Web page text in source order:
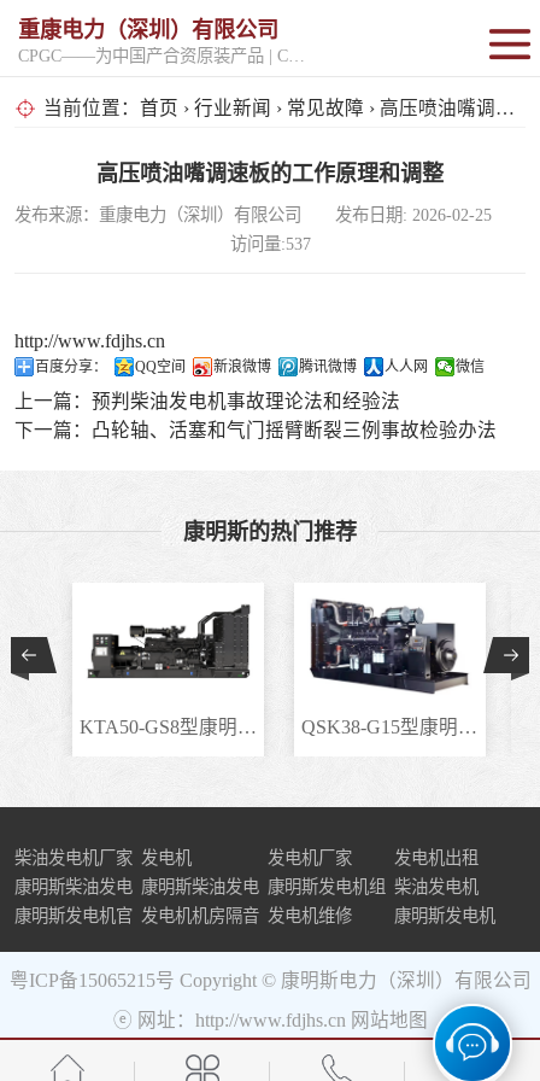
重康电力（深圳）有限公司
当前位置： 首页 › 行业新闻 › 常见故障 › 高压喷油嘴调速板的工作原理和调整
高压喷油嘴调速板的工作原理和调整
发布来源：重康电力（深圳）有限公司 发布日期: 2026-02-25
访问量:537
http://www.fdjhs.cn
百度分享： QQ空间 新浪微博 腾讯微博 人人网 微信
上一篇： 预判柴油发电机事故理论法和经验法
下一篇： 凸轮轴、活塞和气门摇臂断裂三例事故检验办法
康明斯的热门推荐
KTA50-GS8型康明斯柴.. QSK38-G15型康明斯柴..
柴油发电机厂家 发电机 发电机厂家
发电机出租
康明斯柴油发电
机组
康明斯柴油发电
机
康明斯发电机组 柴油发电机
康明斯发电机官 发电机机房隔音 发电机维修 康明斯发电机
粤ICP备15065215号 Copyright © 康明斯电力（深圳）有限公司
ⓔ 网址：http://www.fdjhs.cn 网站地图
固定开架式
超静音型
移动电站